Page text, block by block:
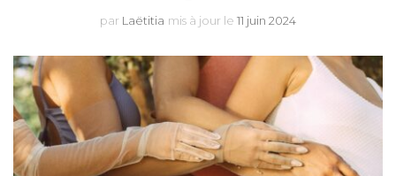
par Laëtitia mis à jour le 11 juin 2024